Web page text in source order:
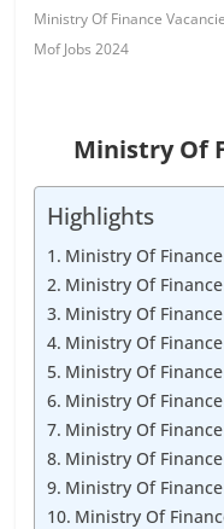
Ministry Of Finance
Mof Jobs 2024
Ministry Of
Highlights
Ministry Of
Ministry Of
Ministry Of
Ministry Of
Ministry Of
Ministry Of
Ministry Of
Ministry Of
Ministry Of
Ministry Of